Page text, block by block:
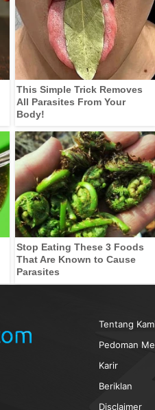
This Simple Trick Removes
All Parasites From Your
Body!
Stop Eating These 3 Foods
That Are Known to Cause
Parasites
Tentang
Pedoman
Karir
Beriklan
Disclaimer